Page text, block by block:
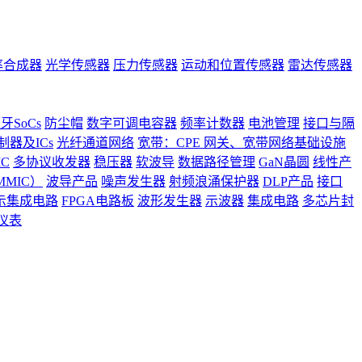
合成器 光学传感器 压力传感器 运动和位置传感器 雷达传感器
SoCs 防尘帽 数字可调电容器 频率计数器 电池管理 接口与隔
器及ICs 光纤通道网络 宽带：CPE 网关、宽带网络基础设施
多协议收发器 稳压器 软波导 数据路径管理 GaN晶圆 线性产
）
波导产品 噪声发生器 射频浪涌保护器 DLP产品 接口
集成电路 FPGA电路板 波形发生器 示波器 集成电路 多芯片封
表